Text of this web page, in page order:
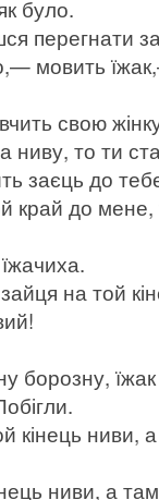
було.
перегнати
мовить
свою
то ти
заєць до
край до
на той
борозну, їжак
кінець ниви, а
ниви, а